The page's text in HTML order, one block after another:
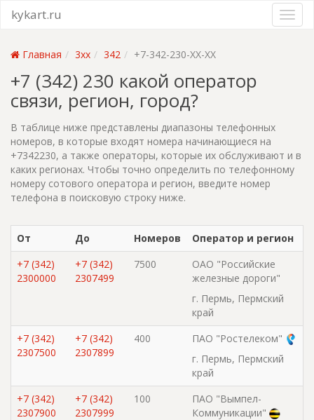
kykart.ru
Главная 3xx 342 +7-342-230-XX-XX
+7 (342) 230 какой оператор
связи, регион, город?
В таблице ниже представлены диапазоны телефонных
номеров, в которые входят номера начинающиеся на
+7342230, а также операторы, которые их обслуживают и в
каких регионах. Чтобы точно определить по телефонному
номеру сотового оператора и регион, введите номер
телефона в поисковую строку ниже.
От До Номеров
Оператор и регион
+7 (342)
2300000
+7 (342)
2307499
7500
ОАО "Российские
железные дороги"
г. Пермь, Пермский
край
+7 (342)
2307500
+7 (342)
2307899
400
ПАО "Ростелеком"
г. Пермь, Пермский
край
+7 (342)
2307900
+7 (342)
2307999
100
ПАО "Вымпел-
Коммуникации"